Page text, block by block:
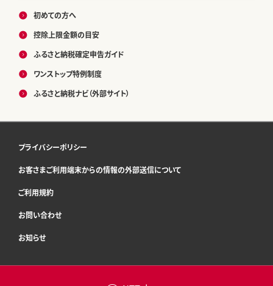
初めての方へ
控除上限金額の目安
ふるさと納税確定申告ガイド
ワンストップ特例制度
ふるさと納税ナビ（外部サイト）
プライバシーポリシー
お客さまご利用端末からの情報の外部送信について
ご利用規約
お問い合わせ
お知らせ